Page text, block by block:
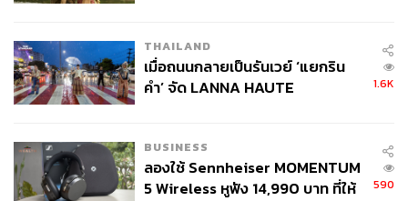
THAILAND
เมื่อถนนกลายเป็นรันเวย์ ‘แยกริน
คำ’ จัด LANNA HAUTE
1.6K
BUSINESS
ลองใช้ Sennheiser MOMENTUM
5 Wireless หูฟัง 14,990 บาท ที่ให้
590